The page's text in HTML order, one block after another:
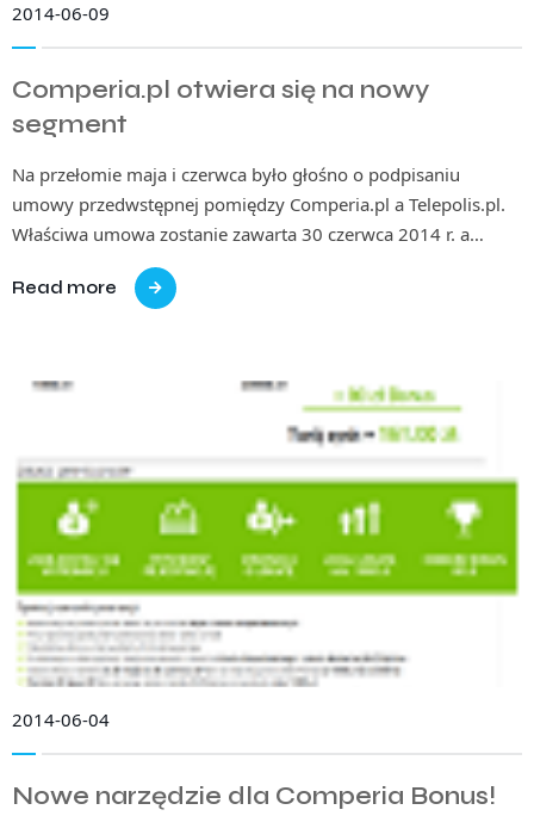
2014-06-09
Comperia.pl otwiera się na nowy
segment
Na przełomie maja i czerwca było głośno o podpisaniu
umowy przedwstępnej pomiędzy Comperia.pl a Telepolis.pl.
Właściwa umowa zostanie zawarta 30 czerwca 2014 r. a…
Read more
2014-06-04
Nowe narzędzie dla Comperia Bonus!